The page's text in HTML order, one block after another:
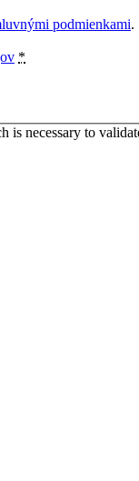
podmienkami.
*
necessary to